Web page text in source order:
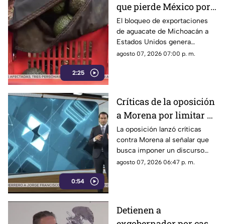
2:25
que pierde México por
el bloqueo de Estados
Unidos al aguacate de
Michoacán
El bloqueo de exportaciones
de aguacate de Michoacán a
Estados Unidos genera
pérdidas millonarias.
agosto 07, 2026 07:00 p. m.
0:54
Críticas de la oposición
a Morena por limitar el
debate político
La oposición lanzó críticas
contra Morena al señalar que
busca imponer un discurso
único y limitar las voces que
agosto 07, 2026 06:47 p. m.
Detienen a